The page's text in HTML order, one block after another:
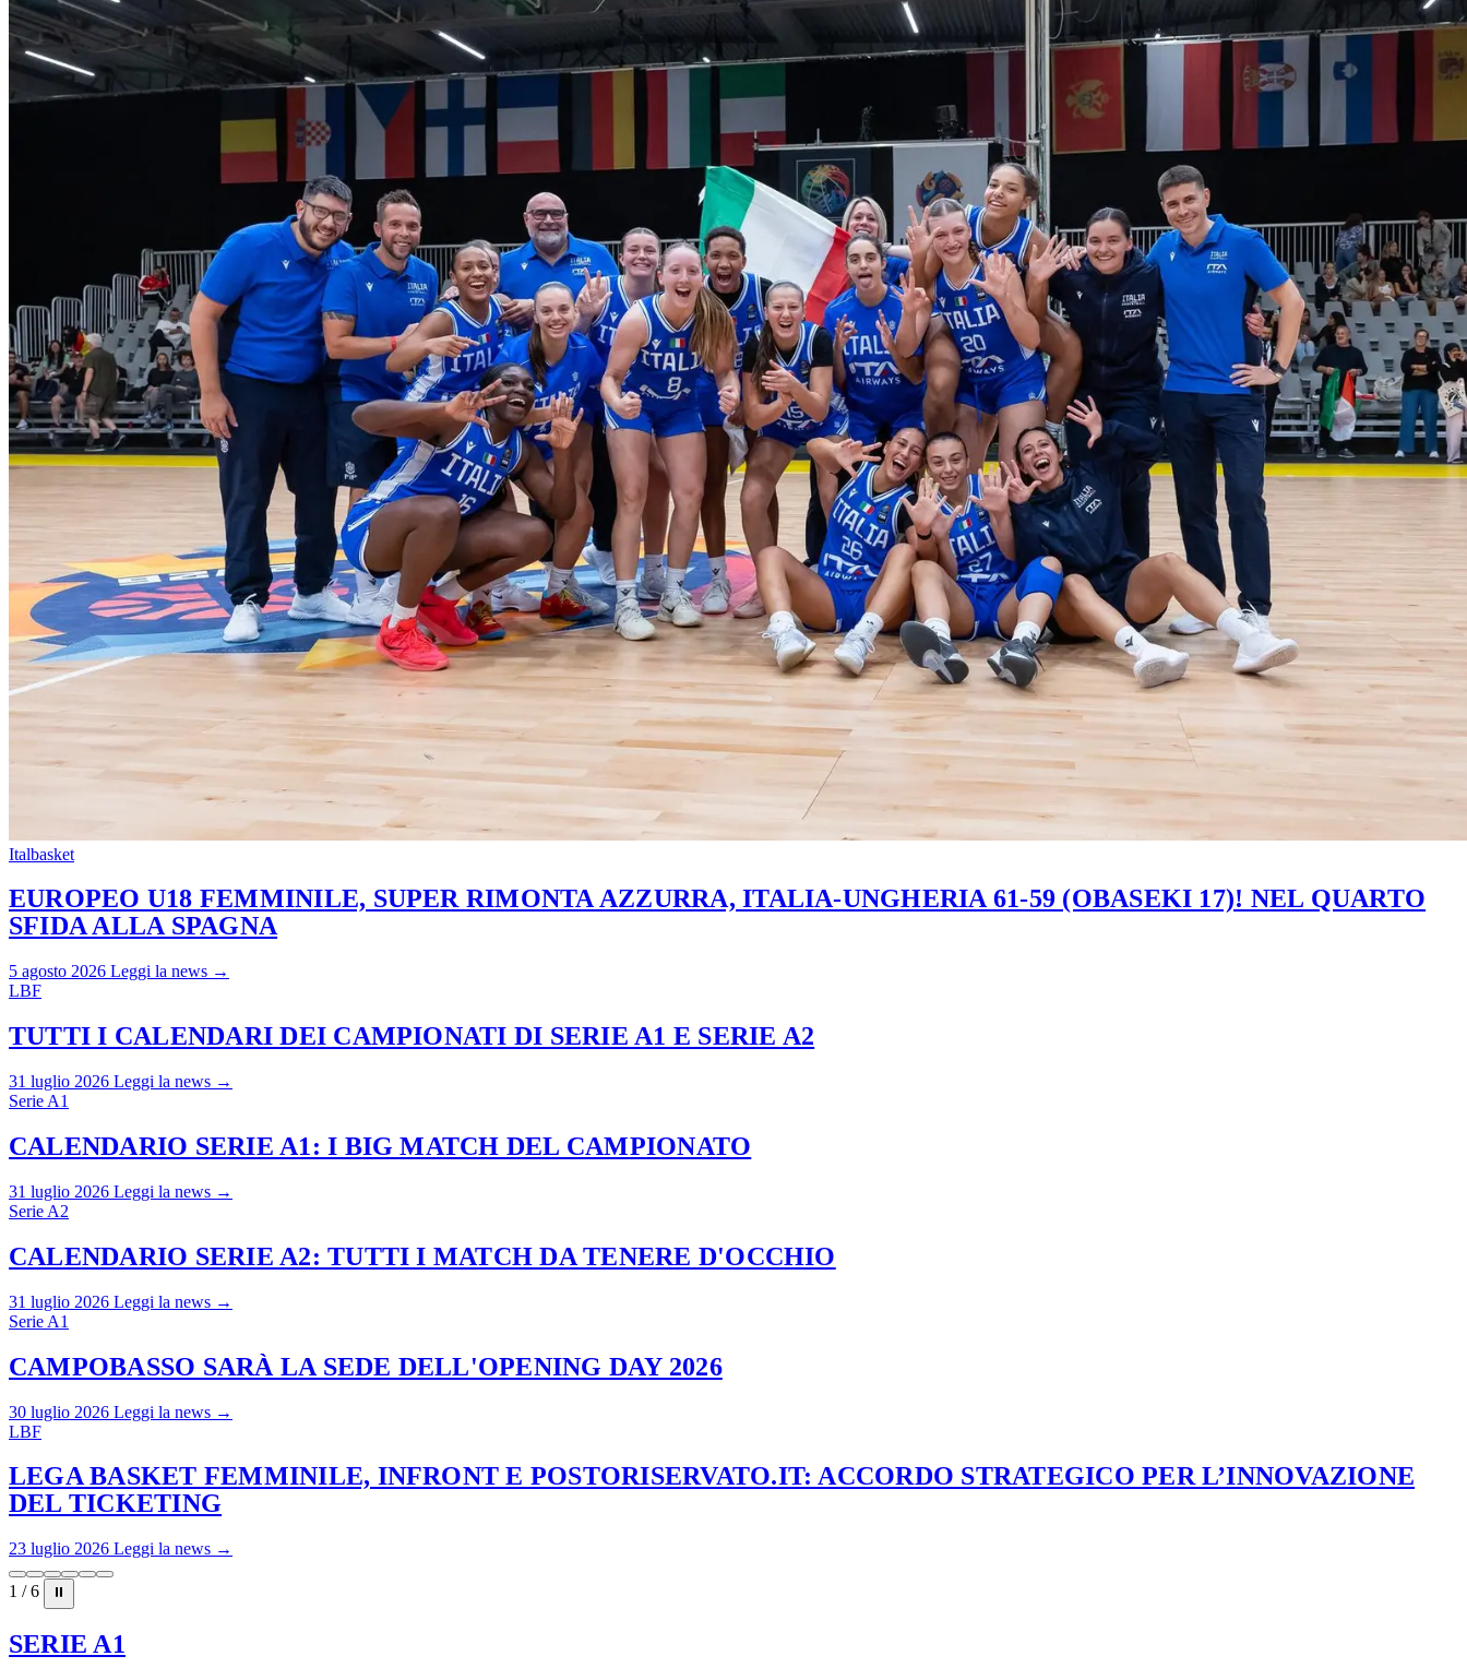
Italbasket
EUROPEO U18 FEMMINILE, SUPER RIMONTA AZZURRA, ITALIA-UNGHERIA 61-59 (OBASEKI 17)! NEL QUARTO
SFIDA ALLA SPAGNA
5 agosto 2026 Leggi la news →
LBF
TUTTI I CALENDARI DEI CAMPIONATI DI SERIE A1 E SERIE A2
31 luglio 2026 Leggi la news →
Serie A1
CALENDARIO SERIE A1: I BIG MATCH DEL CAMPIONATO
31 luglio 2026 Leggi la news →
Serie A2
CALENDARIO SERIE A2: TUTTI I MATCH DA TENERE D'OCCHIO
31 luglio 2026 Leggi la news →
Serie A1
CAMPOBASSO SARÀ LA SEDE DELL'OPENING DAY 2026
30 luglio 2026 Leggi la news →
LBF
LEGA BASKET FEMMINILE, INFRONT E POSTORISERVATO.IT: ACCORDO STRATEGICO PER L’INNOVAZIONE
DEL TICKETING
23 luglio 2026 Leggi la news →
1 / 6 ⏸
SERIE A1